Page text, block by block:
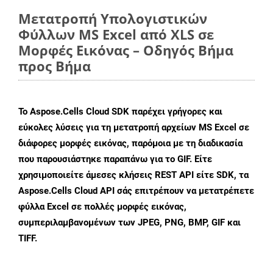
Μετατροπή Υπολογιστικών
Φύλλων MS Excel από XLS σε
Μορφές Εικόνας – Οδηγός Βήμα
προς Βήμα
Το Aspose.Cells Cloud SDK παρέχει γρήγορες και
εύκολες λύσεις για τη μετατροπή αρχείων MS Excel σε
διάφορες μορφές εικόνας, παρόμοια με τη διαδικασία
που παρουσιάστηκε παραπάνω για το GIF. Είτε
χρησιμοποιείτε άμεσες κλήσεις REST API είτε SDK, τα
Aspose.Cells Cloud API σάς επιτρέπουν να μετατρέπετε
φύλλα Excel σε πολλές μορφές εικόνας,
συμπεριλαμβανομένων των JPEG, PNG, BMP, GIF και
TIFF.